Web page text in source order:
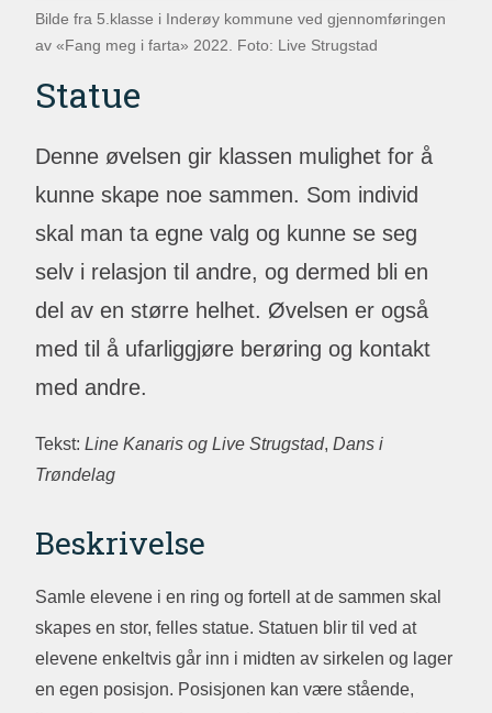
Bilde fra 5.klasse i Inderøy kommune ved gjennomføringen
av «Fang meg i farta» 2022. Foto: Live Strugstad
Statue
Denne øvelsen gir klassen mulighet for å
kunne skape noe sammen. Som individ
skal man ta egne valg og kunne se seg
selv i relasjon til andre, og dermed bli en
del av en større helhet. Øvelsen er også
med til å ufarliggjøre berøring og kontakt
med andre.
Tekst: Line Kanaris og Live Strugstad, Dans i
Trøndelag
Beskrivelse
Samle elevene i en ring og fortell at de sammen skal
skapes en stor, felles statue. Statuen blir til ved at
elevene enkeltvis går inn i midten av sirkelen og lager
en egen posisjon. Posisjonen kan være stående,